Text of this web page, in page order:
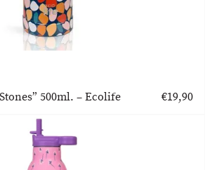
500ml. – Ecolife €19,90